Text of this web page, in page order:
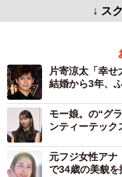
↓ ス
片寄涼太「幸
結婚から3年、
モー娘。の“グ
ンティーテック
元フジ女性ア
で34歳の美貌を